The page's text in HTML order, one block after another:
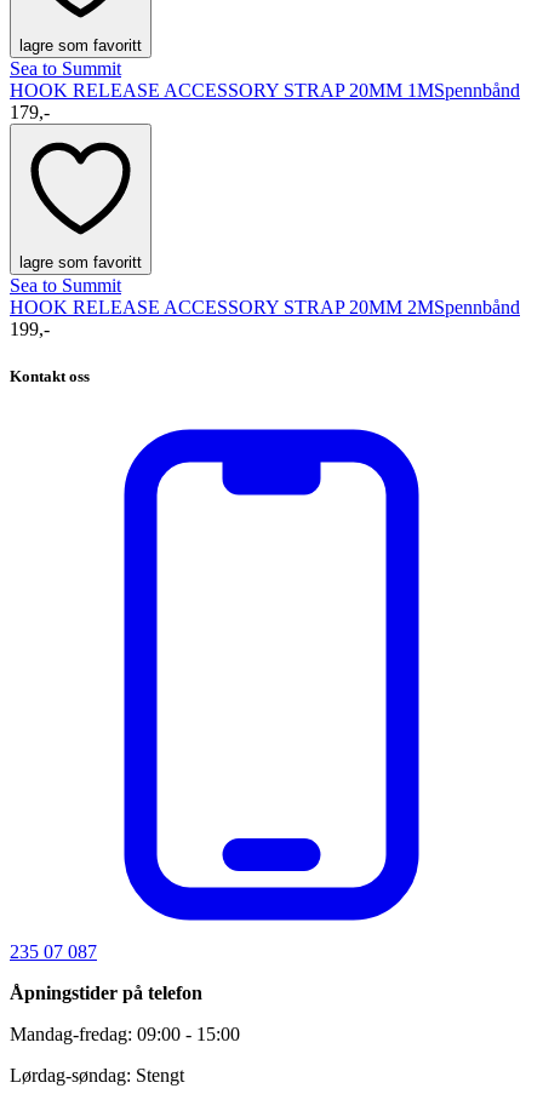
lagre som favoritt
Sea to Summit
HOOK RELEASE ACCESSORY STRAP 20MM 1MSpennbånd
179,-
lagre som favoritt
Sea to Summit
HOOK RELEASE ACCESSORY STRAP 20MM 2MSpennbånd
199,-
Kontakt oss
235 07 087
Åpningstider på telefon
Mandag-fredag: 09:00 - 15:00
Lørdag-søndag: Stengt